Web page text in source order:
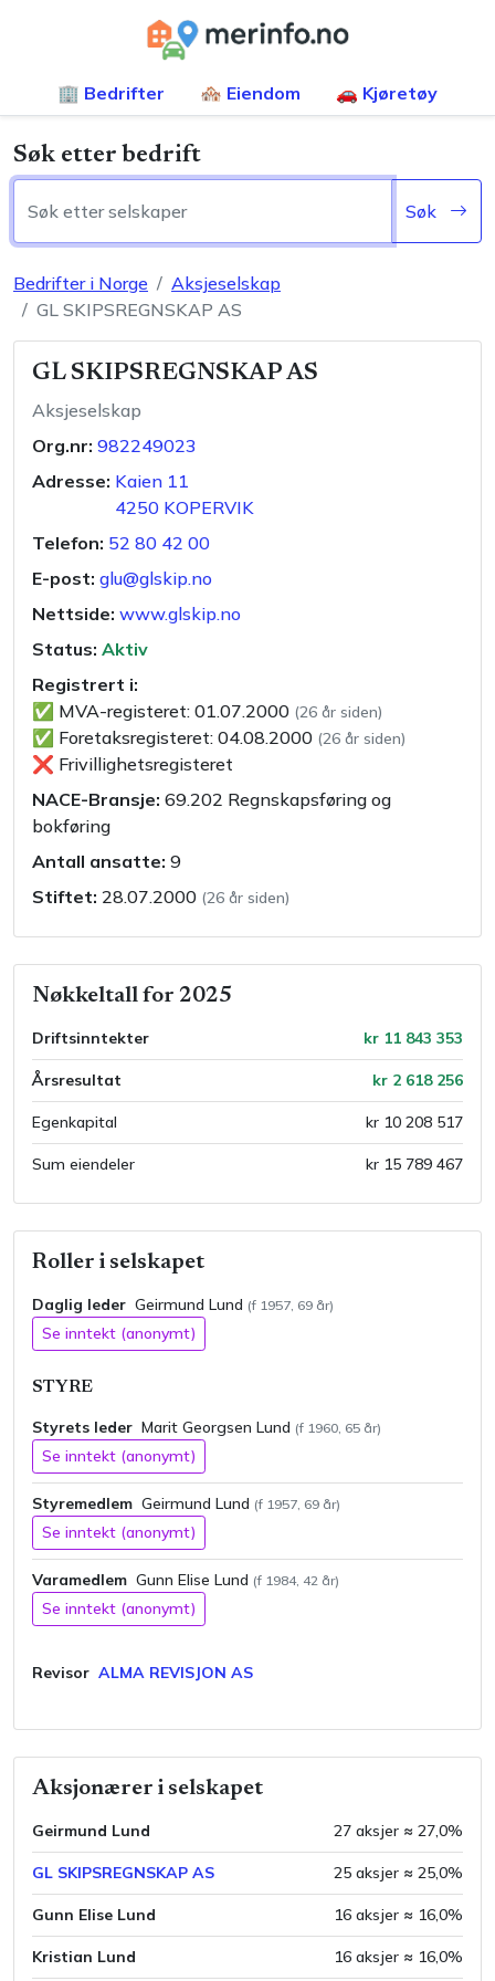
🏢 Bedrifter 🏘️ Eiendom 🚗 Kjøretøy
Søk etter bedrift
Søk
Bedrifter i Norge
Aksjeselskap
GL SKIPSREGNSKAP AS
GL SKIPSREGNSKAP AS
Aksjeselskap
Org.nr: 982249023
Adresse: Kaien 11
4250 KOPERVIK
Telefon: 52 80 42 00
E-post: glu@glskip.no
Nettside: www.glskip.no
Status: Aktiv
Registrert i:
✅ MVA-registeret: 01.07.2000 (26 år siden)
✅ Foretaksregisteret: 04.08.2000 (26 år siden)
❌ Frivillighetsregisteret
NACE-Bransje: 69.202 Regnskapsføring og
bokføring
Antall ansatte: 9
Stiftet: 28.07.2000 (26 år siden)
Nøkkeltall for 2025
Driftsinntekter kr 11 843 353
Årsresultat kr 2 618 256
Egenkapital kr 10 208 517
Sum eiendeler kr 15 789 467
Roller i selskapet
Daglig leder Geirmund Lund (f 1957, 69 år)
Se inntekt (anonymt)
STYRE
Styrets leder Marit Georgsen Lund (f 1960, 65 år)
Se inntekt (anonymt)
Styremedlem Geirmund Lund (f 1957, 69 år)
Se inntekt (anonymt)
Varamedlem Gunn Elise Lund (f 1984, 42 år)
Se inntekt (anonymt)
Revisor ALMA REVISJON AS
Aksjonærer i selskapet
Geirmund Lund 27 aksjer ≈ 27,0%
GL SKIPSREGNSKAP AS 25 aksjer ≈ 25,0%
Gunn Elise Lund 16 aksjer ≈ 16,0%
Kristian Lund 16 aksjer ≈ 16,0%